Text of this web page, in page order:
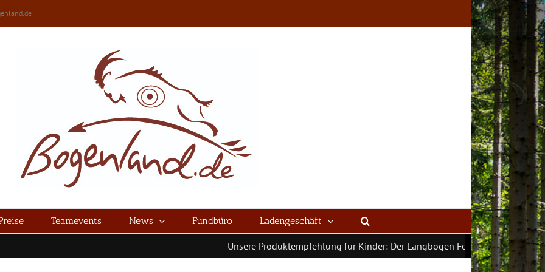
Teamevents News Fundbüro Ladengeschäft
Unsere Produktempfehlung für Kinder: Der Langbogen Fenix 52“ von